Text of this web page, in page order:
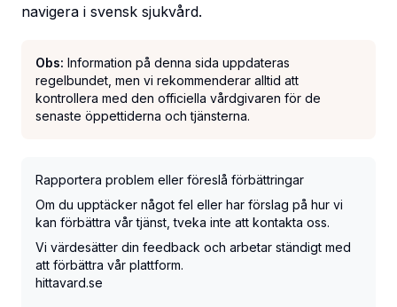
navigera i svensk sjukvård.
Obs: Information på denna sida uppdateras
regelbundet, men vi rekommenderar alltid att
kontrollera med den officiella vårdgivaren för de
senaste öppettiderna och tjänsterna.
Rapportera problem eller föreslå förbättringar
Om du upptäcker något fel eller har förslag på hur vi
kan förbättra vår tjänst, tveka inte att kontakta oss.
Vi värdesätter din feedback och arbetar ständigt med
att förbättra vår plattform.
hittavard.se